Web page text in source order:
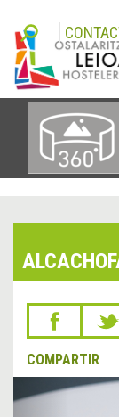
COMPARTIR
&lsaquo;